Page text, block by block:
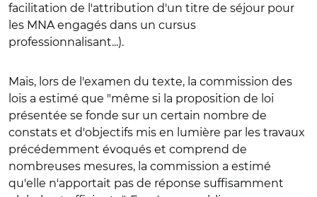
facilitation de l'attribution d'un titre de séjour pour
les MNA engagés dans un cursus
professionnalisant...).
Mais, lors de l'examen du texte, la commission des
lois a estimé que "même si la proposition de loi
présentée se fonde sur un certain nombre de
constats et d'objectifs mis en lumière par les travaux
précédemment évoqués et comprend de
nombreuses mesures, la commission a estimé
qu'elle n'apportait pas de réponse suffisamment